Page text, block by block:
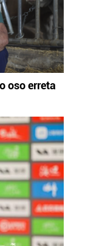
oso erreta